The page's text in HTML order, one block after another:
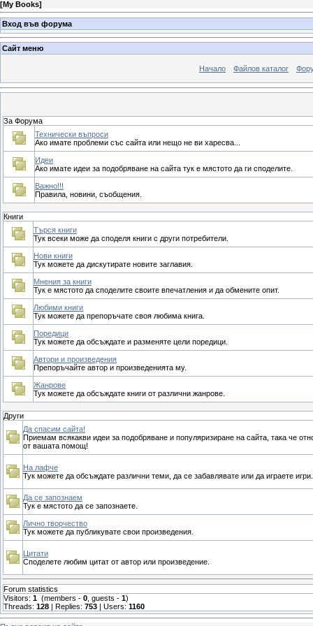
[My Books]
Вход във форума
Сайт меню
Начало Файлов каталог
За Форума
Технически въпроси
Ако имате проблеми със сайта или нещо не ви харесва...
Идеи
Ако имате идеи за подобряване на сайта тук е мястото да ги споделите.
Важно!!!
Правила, новини, съобщения.
Книги
Търся книги
Тук всеки може да споделя книги с други потребители.
Нови книги
Тук можете да дискутирате новите заглавия.
Мнения за книги
Тук е мястото да споделите своите впечатления и да обмените опит.
Любими книги
Тук можете да препоръчате своя любима книга.
Поредици
Тук можете да обсъждате и разменяте цели поредици.
Автори и произведения
Препоръчайте автор и произведенията му.
Жанрове
Тук можете да обсъждате книги от различни жанрове.
Други
Да спасим сайта!
Приемам всякакви идеи за подобряване и популяризиране на сайта, така че
от вашата помощ!
На лафче
Тук можете да обсъждате различни теми, да се забавлявате или да играете игри.
Да се запознаем
Тук е мястото да се запознаете.
Лично творчество
Тук можете да публикувате свои произведения.
Цитати
Споделете любим цитат от автор или произведение.
Forum statistics
Visitors: 1 (members - 0 , guests - 1)
Threads: 128 | Replies: 753 | Users: 1160